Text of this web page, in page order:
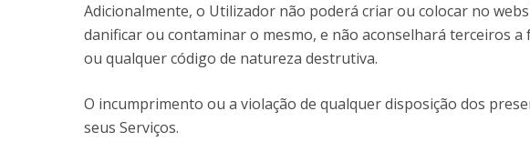
Adicionalmente, o Utilizador não poderá criar ou colocar no
danificar ou contaminar o mesmo, e não aconselhará terceiros
ou qualquer código de natureza destrutiva.
O incumprimento ou a violação de qualquer disposição dos
seus Serviços.